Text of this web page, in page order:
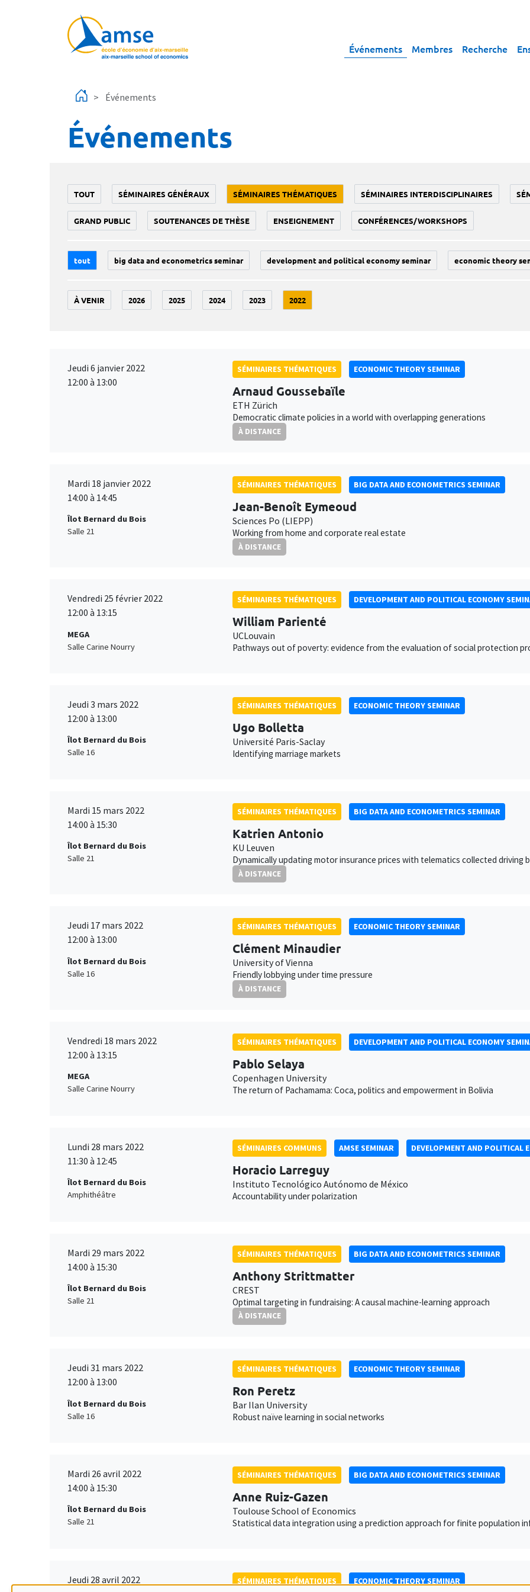
Événements Membres Recherche
Événements
Événements
TOUT SÉMINAIRES GÉNÉRAUX SÉMINAIRES THÉMATIQUES SÉMINAIRES INTERDISCIPLINAIRES
GRAND PUBLIC SOUTENANCES DE THÈSE ENSEIGNEMENT CONFÉRENCES/WORKSHOPS
tout big data and econometrics seminar development and political economy seminar economic theory
À VENIR 2026 2025 2024 2023 2022
Jeudi 6 janvier 2022
12:00 à 13:00
SÉMINAIRES THÉMATIQUES ECONOMIC THEORY SEMINAR
Arnaud Goussebaïle
ETH Zürich
Democratic climate policies in a world with overlapping generations
À DISTANCE
Mardi 18 janvier 2022
14:00 à 14:45
Îlot Bernard du Bois
Salle 21
SÉMINAIRES THÉMATIQUES BIG DATA AND ECONOMETRICS SEMINAR
Jean-Benoît Eymeoud
Sciences Po (LIEPP)
Working from home and corporate real estate
À DISTANCE
Vendredi 25 février 2022
12:00 à 13:15
MEGA
Salle Carine Nourry
SÉMINAIRES THÉMATIQUES DEVELOPMENT AND POLITICAL ECONOMY
William Parienté
UCLouvain
Pathways out of poverty: evidence from the evaluation of social protection
Jeudi 3 mars 2022
12:00 à 13:00
Îlot Bernard du Bois
Salle 16
SÉMINAIRES THÉMATIQUES ECONOMIC THEORY SEMINAR
Ugo Bolletta
Université Paris-Saclay
Identifying marriage markets
Mardi 15 mars 2022
14:00 à 15:30
Îlot Bernard du Bois
Salle 21
SÉMINAIRES THÉMATIQUES BIG DATA AND ECONOMETRICS SEMINAR
Katrien Antonio
KU Leuven
Dynamically updating motor insurance prices with telematics collected driving
À DISTANCE
Jeudi 17 mars 2022
12:00 à 13:00
Îlot Bernard du Bois
Salle 16
SÉMINAIRES THÉMATIQUES ECONOMIC THEORY SEMINAR
Clément Minaudier
University of Vienna
Friendly lobbying under time pressure
À DISTANCE
Vendredi 18 mars 2022
12:00 à 13:15
MEGA
Salle Carine Nourry
SÉMINAIRES THÉMATIQUES DEVELOPMENT AND POLITICAL ECONOMY
Pablo Selaya
Copenhagen University
The return of Pachamama: Coca, politics and empowerment in Bolivia
Lundi 28 mars 2022
11:30 à 12:45
Îlot Bernard du Bois
Amphithéâtre
SÉMINAIRES COMMUNS AMSE SEMINAR DEVELOPMENT AND POLITICAL
Horacio Larreguy
Instituto Tecnológico Autónomo de México
Accountability under polarization
Mardi 29 mars 2022
14:00 à 15:30
Îlot Bernard du Bois
Salle 21
SÉMINAIRES THÉMATIQUES BIG DATA AND ECONOMETRICS SEMINAR
Anthony Strittmatter
CREST
Optimal targeting in fundraising: A causal machine-learning approach
À DISTANCE
Jeudi 31 mars 2022
12:00 à 13:00
Îlot Bernard du Bois
Salle 16
SÉMINAIRES THÉMATIQUES ECONOMIC THEORY SEMINAR
Ron Peretz
Bar Ilan University
Robust naïve learning in social networks
Mardi 26 avril 2022
14:00 à 15:30
Îlot Bernard du Bois
Salle 21
SÉMINAIRES THÉMATIQUES BIG DATA AND ECONOMETRICS SEMINAR
Anne Ruiz-Gazen
Toulouse School of Economics
Statistical data integration using a prediction approach for finite population
Jeudi 28 avril 2022
SÉMINAIRES THÉMATIQUES ECONOMIC THEORY SEMINAR